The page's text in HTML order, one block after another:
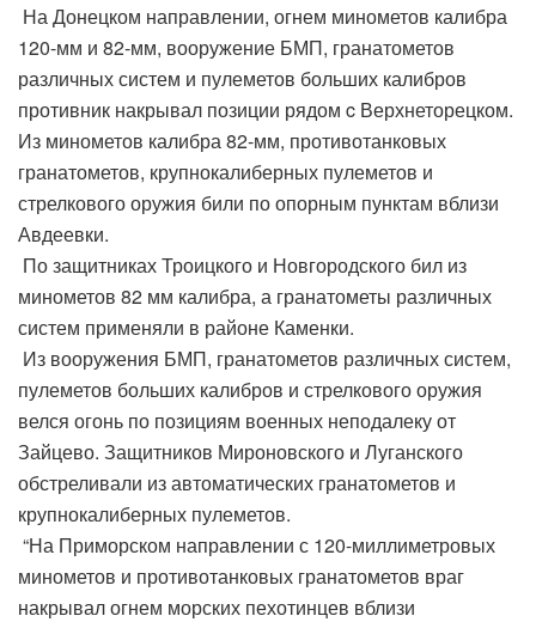
На Донецком направлении, огнем минометов калибра
120-мм и 82-мм, вооружение БМП, гранатометов
различных систем и пулеметов больших калибров
противник накрывал позиции рядом c Верхнеторецком.
Из минометов калибра 82-мм, противотанковых
гранатометов, крупнокалиберных пулеметов и
стрелкового оружия били по опорным пунктам вблизи
Авдеевки.
По защитниках Троицкого и Новгородского бил из
минометов 82 мм калибра, а гранатометы различных
систем применяли в районе Каменки.
Из вооружения БМП, гранатометов различных систем,
пулеметов больших калибров и стрелкового оружия
велся огонь по позициям военных неподалеку от
Зайцево. Защитников Мироновского и Луганского
обстреливали из автоматических гранатометов и
крупнокалиберных пулеметов.
“На Приморском направлении с 120-миллиметровых
минометов и противотанковых гранатометов враг
накрывал огнем морских пехотинцев вблизи